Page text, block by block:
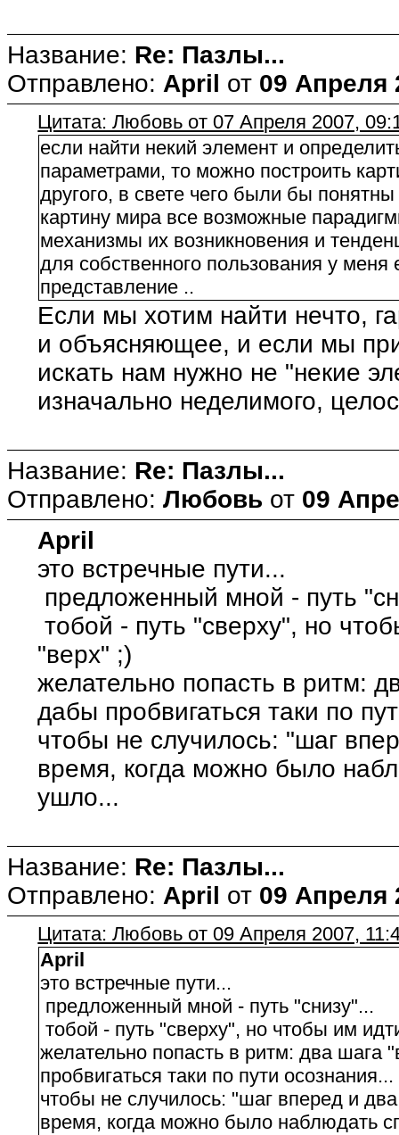
Название: Re: Пазлы...
Отправлено: April от 09 Апреля
Цитата: Любовь от 07 Апреля 2007,
если найти некий элемент и
параметрами, то можно построить
другого, в свете чего были бы
картину мира все возможные
механизмы их возникновения и
для собственного пользования у
представление ..
Если мы хотим найти нечто,
и объясняющее, и если мы
искать нам нужно не "некие
изначально неделимого,
Название: Re: Пазлы...
Отправлено: Любовь от 09
April
это встречные пути...
предложенный мной - путь
тобой - путь "сверху", но
"верх" ;)
желательно попасть в ритм:
дабы пробвигаться таки по
чтобы не случилось: "шаг
время, когда можно было
ушло...
Название: Re: Пазлы...
Отправлено: April от 09 Апреля
Цитата: Любовь от 09 Апреля 2007,
April
это встречные пути...
предложенный мной - путь "снизу"...
тобой - путь "сверху", но чтобы им
желательно попасть в ритм: два шага
пробвигаться таки по пути осознания...
чтобы не случилось: "шаг вперед и
время, когда можно было наблюдать